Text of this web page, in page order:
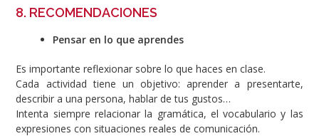
8. RECOMENDACIONES
Pensar en lo que aprendes
Es importante reflexionar sobre lo que haces en clase.
Cada actividad tiene un objetivo: aprender a presentarte,
describir a una persona, hablar de tus gustos…
Intenta siempre relacionar la gramática, el vocabulario y las
expresiones con situaciones reales de comunicación.